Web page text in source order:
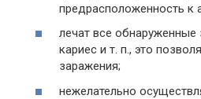
предрасположенность к
лечат все обнаруженные
кариес и т. п., это
заражения;
нежелательно